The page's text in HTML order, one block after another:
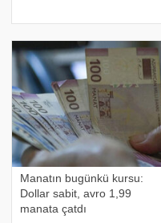
yayımlanacaq. 26 iyun. "İctimai
TV"
Manatın bugünkü kursu:
Dollar sabit, avro 1,99
manata çatdı